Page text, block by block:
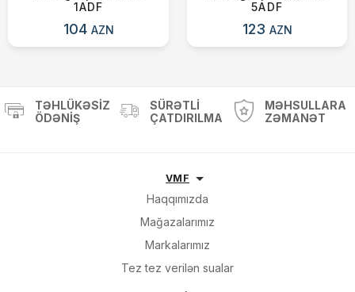
1ADF
104 AZN
5ADF
123 AZN
TƏHLÜKƏSIZ
ÖDƏNIŞ
SÜRƏTLI
ÇATDIRILMA
MƏHSULLARA
ZƏMANƏT
VMF
Haqqımızda
Mağazalarımız
Markalarımız
Tez tez verilən sualar